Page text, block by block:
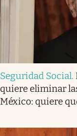
Seguridad Social.
quiere eliminar
México: quiere